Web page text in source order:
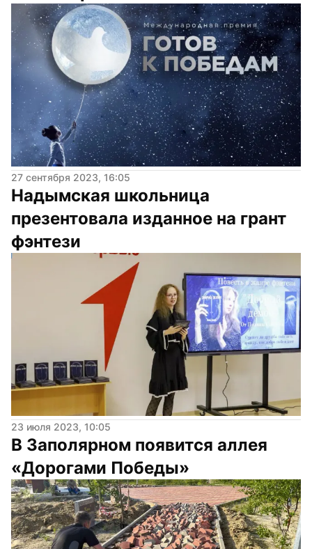
27 сентября 2023, 16:05
Надымская школьница
презентовала изданное на грант
фэнтези
23 июля 2023, 10:05
В Заполярном появится аллея
«Дорогами Победы»